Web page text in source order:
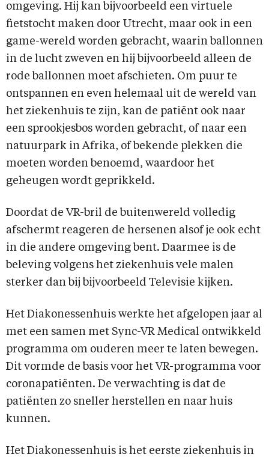
omgeving. Hij kan bijvoorbeeld een virtuele
fietstocht maken door Utrecht, maar ook in een
game-wereld worden gebracht, waarin ballonnen
in de lucht zweven en hij bijvoorbeeld alleen de
rode ballonnen moet afschieten. Om puur te
ontspannen en even helemaal uit de wereld van
het ziekenhuis te zijn, kan de patiënt ook naar
een sprookjesbos worden gebracht, of naar een
natuurpark in Afrika, of bekende plekken die
moeten worden benoemd, waardoor het
geheugen wordt geprikkeld.
Doordat de VR-bril de buitenwereld volledig
afschermt reageren de hersenen alsof je ook echt
in die andere omgeving bent. Daarmee is de
beleving volgens het ziekenhuis vele malen
sterker dan bij bijvoorbeeld Televisie kijken.
Het Diakonessenhuis werkte het afgelopen jaar al
met een samen met Sync-VR Medical ontwikkeld
programma om ouderen meer te laten bewegen.
Dit vormde de basis voor het VR-programma voor
coronapatiënten. De verwachting is dat de
patiënten zo sneller herstellen en naar huis
kunnen.
Het Diakonessenhuis is het eerste ziekenhuis in